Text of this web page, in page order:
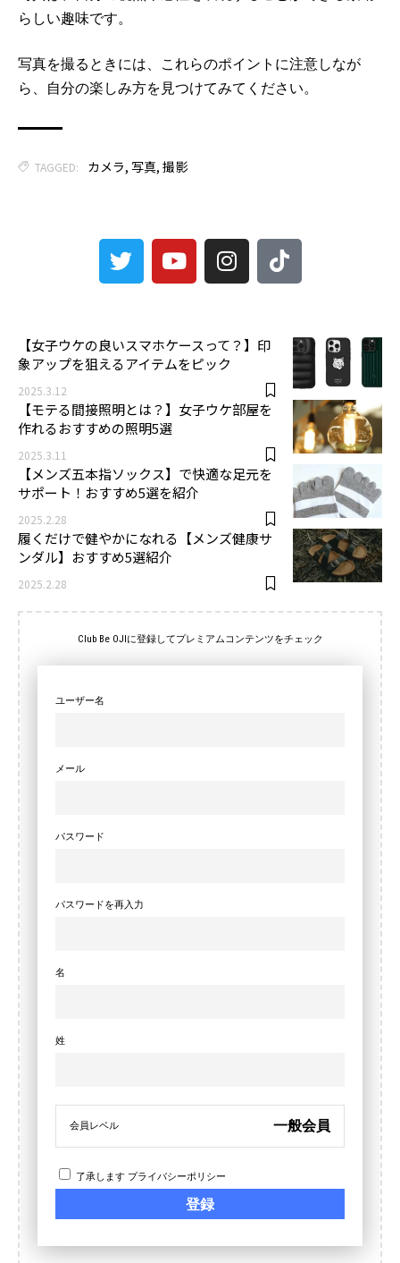
らしい趣味です。
写真を撮るときには、これらのポイントに注意しなが
ら、自分の楽しみ方を見つけてみてください。
TAGGED: カメラ, 写真, 撮影
【女子ウケの良いスマホケースって？】印
象アップを狙えるアイテムをピック
2025.3.12
【モテる間接照明とは？】女子ウケ部屋を
作れるおすすめの照明5選
2025.3.11
【メンズ五本指ソックス】で快適な足元を
サポート！おすすめ5選を紹介
2025.2.28
履くだけで健やかになれる【メンズ健康サ
ンダル】おすすめ5選紹介
2025.2.28
Club Be OJIに登録してプレミアムコンテンツをチェック
ユーザー名
メール
パスワード
パスワードを再入力
名
姓
会員レベル 一般会員
了承します プライバシーポリシー